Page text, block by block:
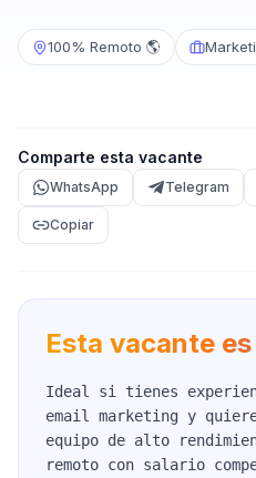
100% Remoto 🌎
Comparte esta vacante
WhatsApp Telegram
Copiar
Esta vacante
Ideal si tienes
email marketing y
equipo de alto
remoto con salario